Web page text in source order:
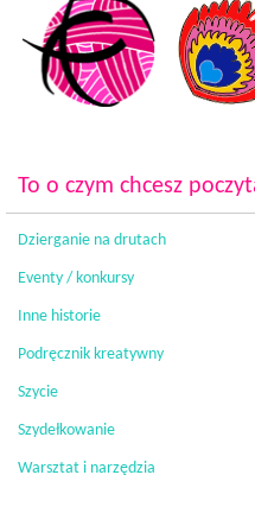
To o czym chcesz
Dzierganie na drutach
Eventy / konkursy
Inne historie
Podręcznik kreatywny
Szycie
Szydełkowanie
Warsztat i narzędzia